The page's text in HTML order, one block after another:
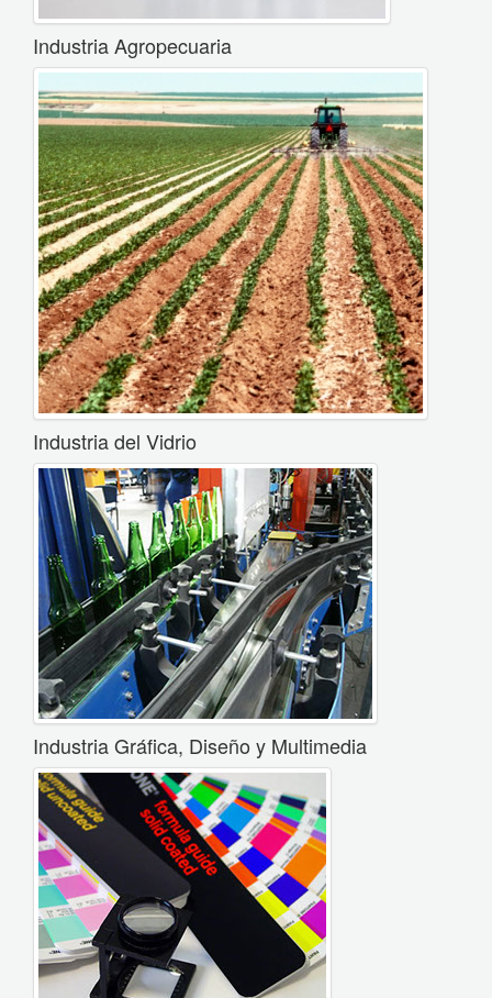
Industria Agropecuaria
Industria del Vidrio
Industria Gráfica, Diseño y Multimedia